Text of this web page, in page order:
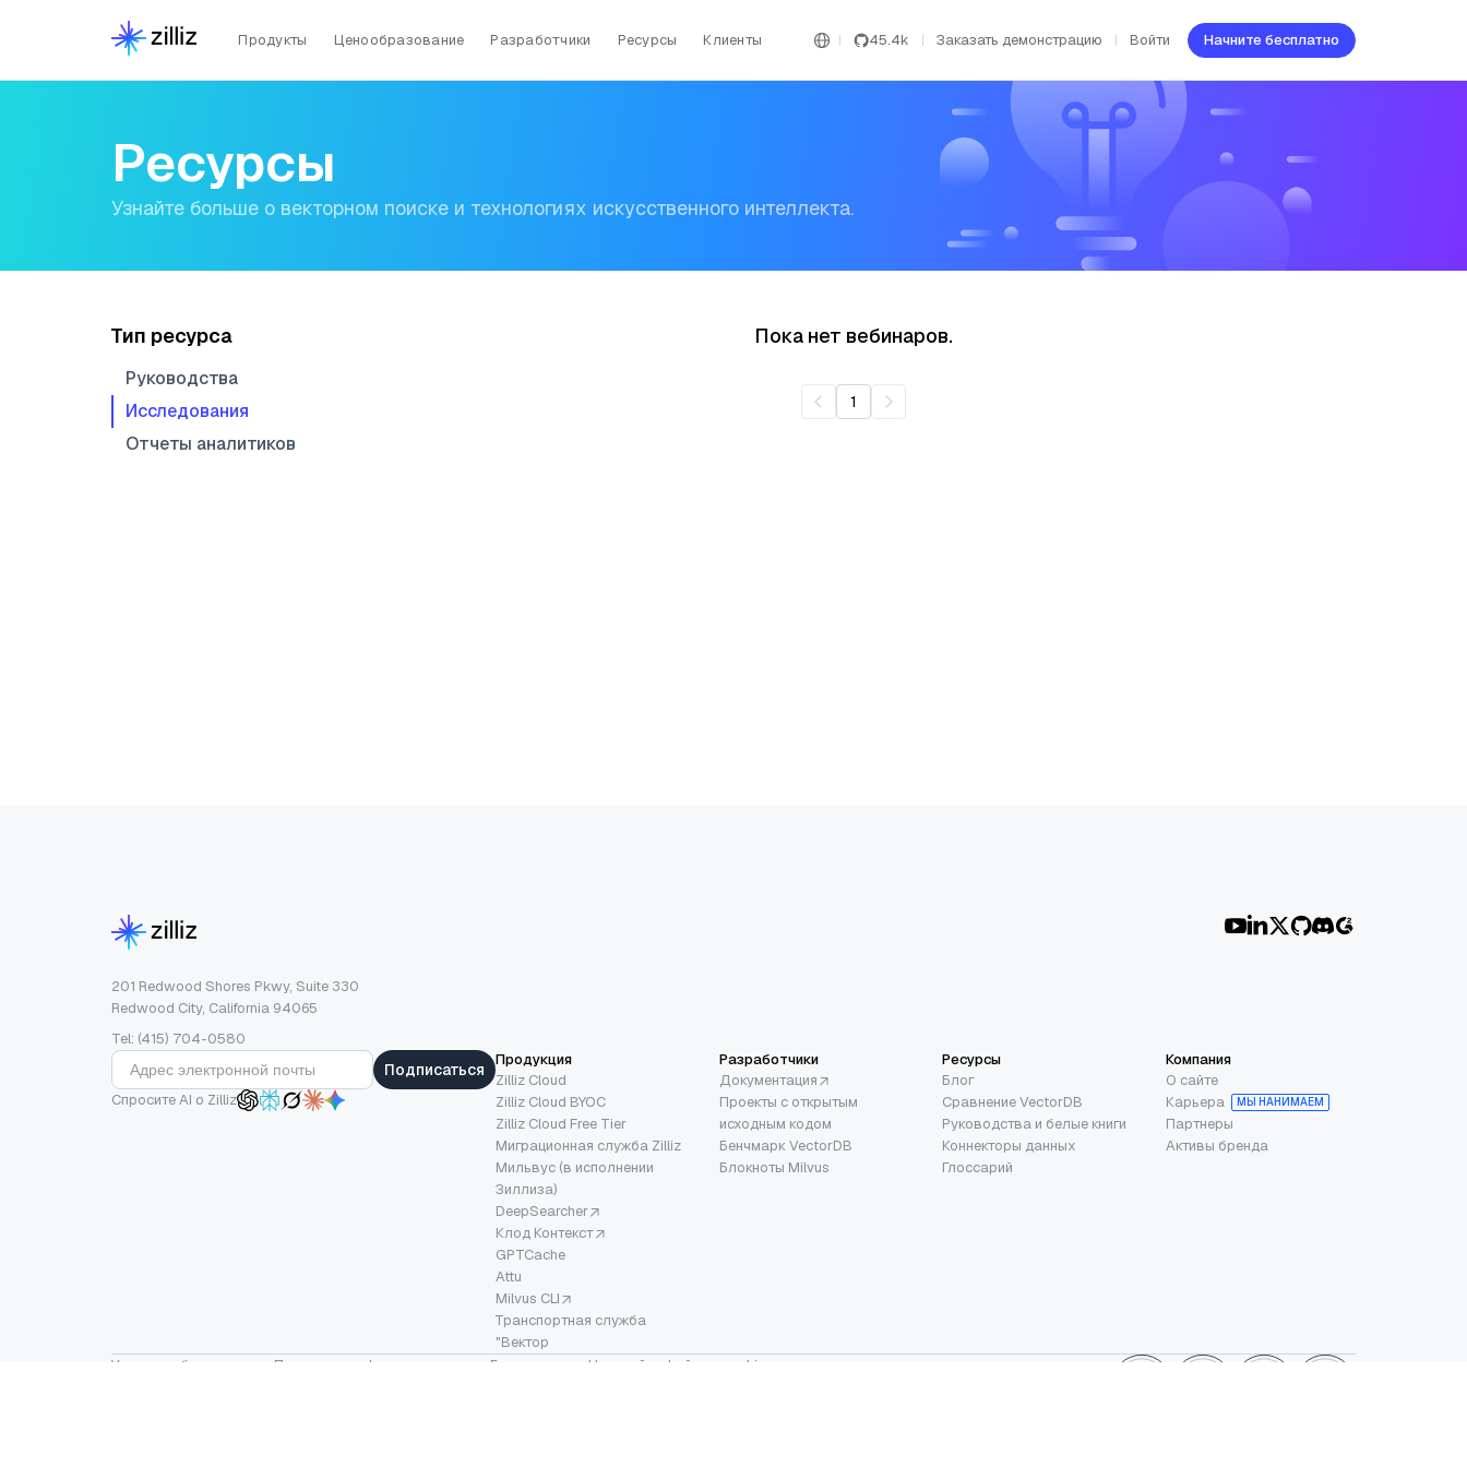
Продукты Ценообразование Разработчики Ресурсы Клиенты 45.4k Заказать демонстрацию Войти Начните бесплатно
Ресурсы
Узнайте больше о векторном поиске и технологиях искусственного интеллекта.
Тип ресурса
Руководства
Исследования
Отчеты аналитиков
Пока нет вебинаров.
1
201 Redwood Shores Pkwy, Suite 330
Redwood City, California 94065
Tel: (415) 704-0580
Подписаться
Спросите AI о Zilliz
Продукция
Zilliz Cloud
Zilliz Cloud BYOC
Zilliz Cloud Free Tier
Миграционная служба Zilliz
Мильвус (в исполнении
Зиллиза)
DeepSearcher
Клод Контекст
GPTCache
Attu
Milvus CLI
Транспортная служба
"Вектор
Разработчики
Документация
Проекты с открытым
исходным кодом
Бенчмарк VectorDB
Блокноты Milvus
Ресурсы
Блог
Сравнение VectorDB
Руководства и белые книги
Коннекторы данных
Глоссарий
Компания
О сайте
Карьера
МЫ НАНИМАЕМ
Партнеры
Активы бренда
Условия обслуживания Политика конфиденциальности Безопасность Настройки файлов cookie